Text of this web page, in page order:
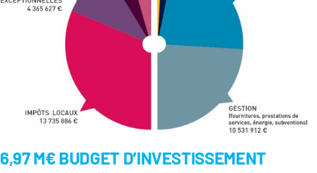
6,97 M€ BUDGET D’INVESTISSEMENT